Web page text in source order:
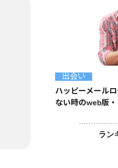
出会い
ハッピーメール
ない時のweb版
ラン